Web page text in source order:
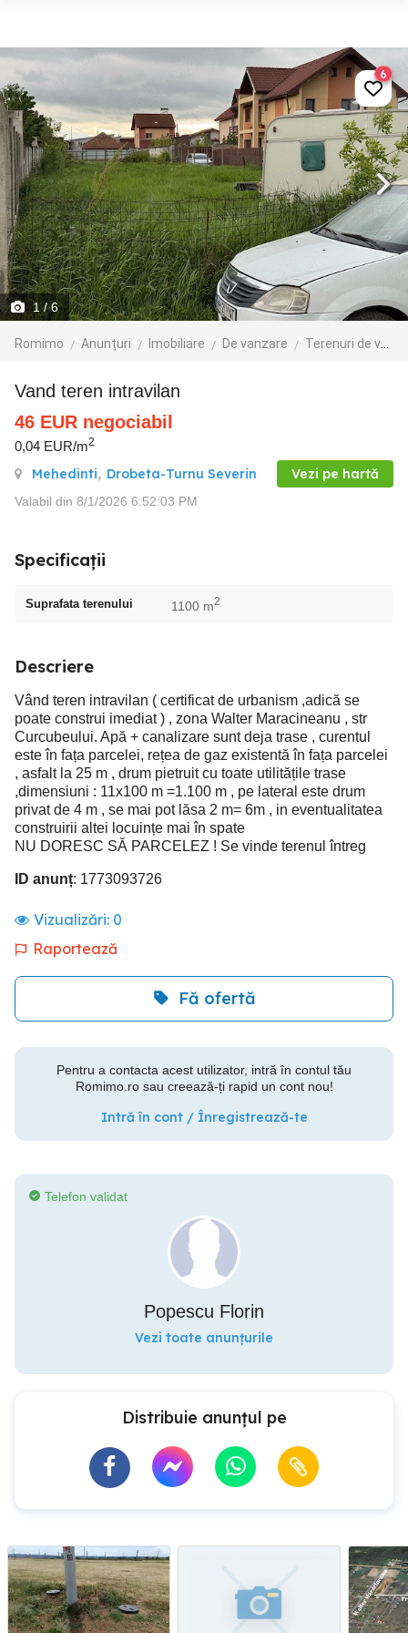
1/ 6
Romimo Anunțuri Imobiliare De vanzare Terenuri de vanzare
6
Vand teren intravilan
46 EUR negociabil
0,04 EUR/m2
Mehedinti, Drobeta-Turnu Severin Vezi pe hartă
Valabil din 8/1/2026 6:52:03 PM
Specificații
Suprafata terenului 1100 m2
Descriere
Vând teren intravilan ( certificat de urbanism ,adică se
poate construi imediat ) , zona Walter Maracineanu , str
Curcubeului. Apă + canalizare sunt deja trase , curentul
este în fața parcelei, rețea de gaz existentă în fața parcelei
, asfalt la 25 m , drum pietruit cu toate utilitățile trase
,dimensiuni : 11x100 m =1.100 m , pe lateral este drum
privat de 4 m , se mai pot lăsa 2 m= 6m , in eventualitatea
construirii altei locuințe mai în spate
NU DORESC SĂ PARCELEZ ! Se vinde terenul întreg
ID anunț: 1773093726
Vizualizări: 0
Raportează
Fă ofertă
Pentru a contacta acest utilizator, intră în contul tău
Romimo.ro sau creează-ți rapid un cont nou!
Intră în cont / Înregistrează-te
Telefon validat
Popescu Florin
Vezi toate anunțurile
Distribuie anunțul pe